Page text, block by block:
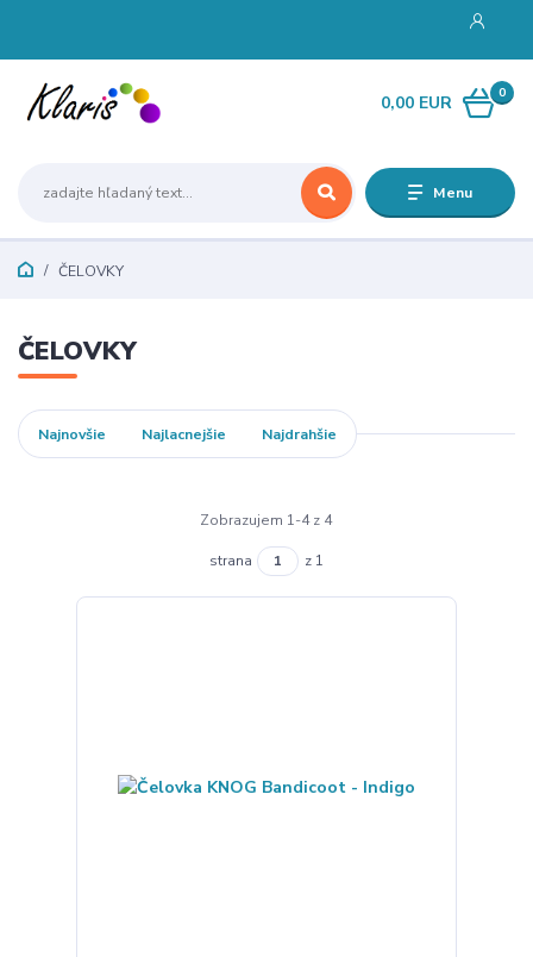
Menu
0
0,00 EUR
ČELOVKY
ČELOVKY
Najnovšie Najlacnejšie Najdrahšie
Zobrazujem 1-4 z 4
strana z 1